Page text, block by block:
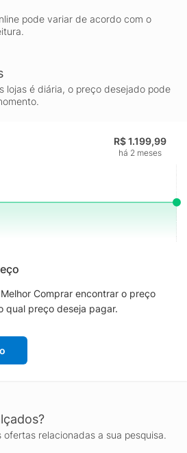
pode variar de acordo com o
lojas é diária, o preço desejado pode
R$ 1.199,99
há 2 meses
Comprar encontrar o preço
qual preço deseja pagar.
relacionadas a sua pesquisa.